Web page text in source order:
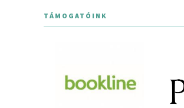
TÁMOGATÓINK